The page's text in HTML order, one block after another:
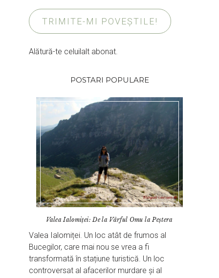
TRIMITE-MI POVEȘTILE!
Alătură-te celuilalt abonat.
POSTARI POPULARE
Valea Ialomiței: De la Vârful Omu la Peștera
Valea Ialomiței. Un loc atât de frumos al
Bucegilor, care mai nou se vrea a fi
transformată în stațiune turistică. Un loc
controversat al afacerilor murdare și al